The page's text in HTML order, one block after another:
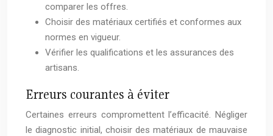
comparer les offres.
Choisir des matériaux certifiés et conformes aux
normes en vigueur.
Vérifier les qualifications et les assurances des
artisans.
Erreurs courantes à éviter
Certaines erreurs compromettent l’efficacité. Négliger
le diagnostic initial, choisir des matériaux de mauvaise